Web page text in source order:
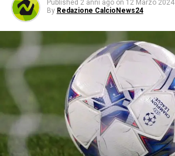
Published 2 anni ago on 12 Marzo 2024
By Redazione CalcioNews24